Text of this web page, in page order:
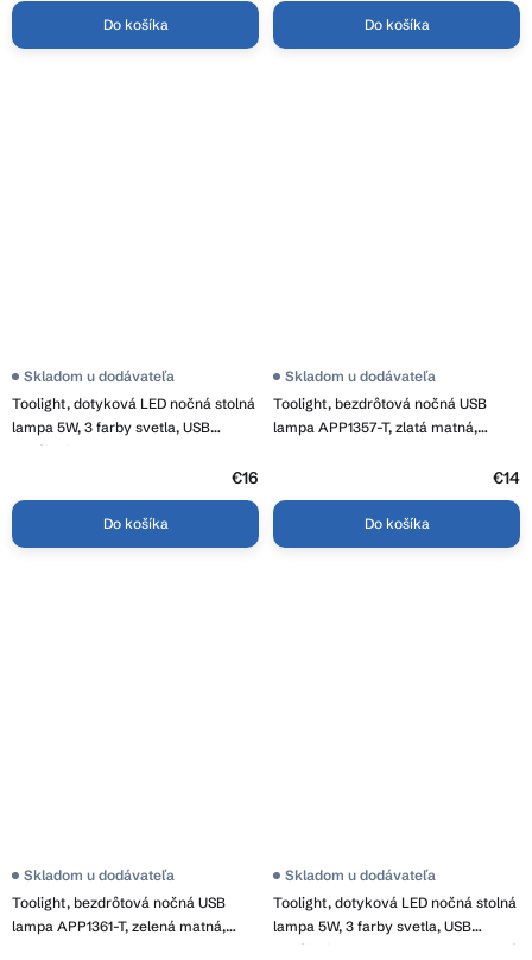
Do košíka Do košíka
Toolight, dotyková LED nočná stolná
lampa 5W, 3 farby svetla, USB
napájanie, APP1365-T BLACK,
Skladom u dodávateľa
€16
Do košíka
Toolight, bezdrôtová nočná USB
lampa APP1357-T, zlatá matná,
Skladom u dodávateľa
€14
Do košíka
Toolight, bezdrôtová nočná USB
lampa APP1361-T, zelená matná,
Skladom u dodávateľa
Toolight, dotyková LED nočná stolná
lampa 5W, 3 farby svetla, USB
napájanie, APP1368-T GREEN, svetlá
Skladom u dodávateľa